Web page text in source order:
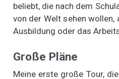
beliebt, die nach dem
von der Welt sehen
Ausbildung oder das
Große Pläne
Meine erste große Tour,